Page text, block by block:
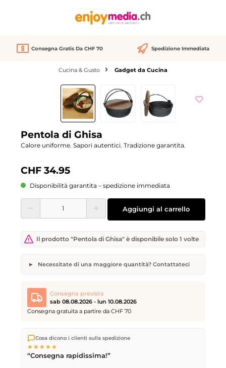
Consegna Gratis Da CHF 70 Spedizione Immediata
Cucina & Gusto Gadget da Cucina
Salta la galleria di immagini
Pentola di Ghisa
Calore uniforme. Sapori autentici. Tradizione garantita.
CHF 34.95
Disponibilità garantita – spedizione immediata
Quantità del prodotto: inserisci la quantità desiderata o usa i pulsanti per
Aggiungi al carrello
Il prodotto "Pentola di Ghisa" è disponibile solo 1 volte
Necessitate di una maggiore quantità? Contattateci
Quantità desiderata
Il vostro nome Indirizzo e-mail
Consegna prevista
sab 08.08.2026 - lun 10.08.2026
Consegna gratuita a partire da CHF 70
Spediamo direttamente dal nostro magazzino a Kriens, in
Svizzera.Consegna gratuitaa partire da
effettuati entro le
giorno lavorativo successivo
Cosa dicono i clienti sulla spedizione
★★★★★
“Consegna rapidissima!”